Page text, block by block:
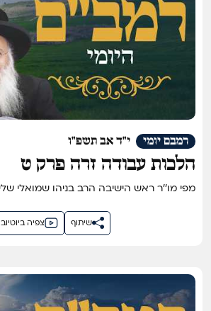
י"ד אב תשפ"ו רמבם יומי
הלכות עבודה זרה פרק ט
מפי מו''ר ראש הישיבה הרב בניהו שמואלי שליט''א
צפיה ביוטיוב שיתוף